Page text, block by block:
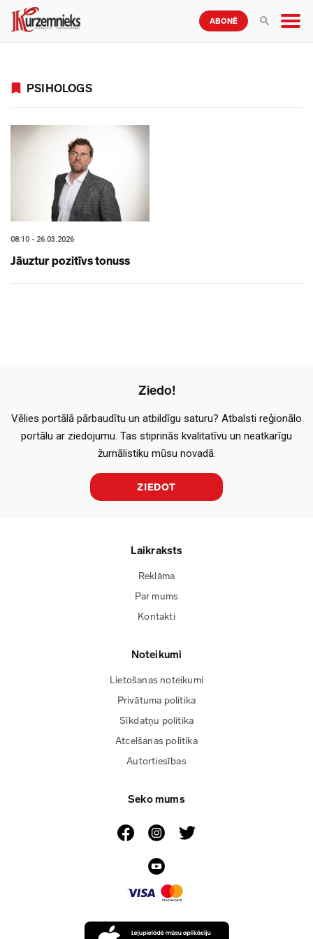
ABONĒ
PSIHOLOGS
08:10 - 26.03.2026
Jāuztur pozitīvs tonuss
Ziedo!
Vēlies portālā pārbaudītu un atbildīgu saturu? Atbalsti reģionālo
portālu ar ziedojumu. Tas stiprinās kvalitatīvu un neatkarīgu
žurnālistiku mūsu novadā.
ZIEDOT
Laikraksts
Reklāma
Par mums
Kontakti
Noteikumi
Lietošanas noteikumi
Privātuma politika
Sīkdatņu politika
Atcelšanas politika
Autortiesības
Seko mums